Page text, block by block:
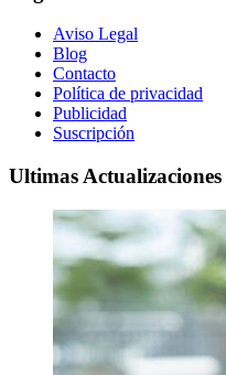
Aviso Legal
Blog
Contacto
Política de privacidad
Publicidad
Suscripción
Ultimas Actualizaciones